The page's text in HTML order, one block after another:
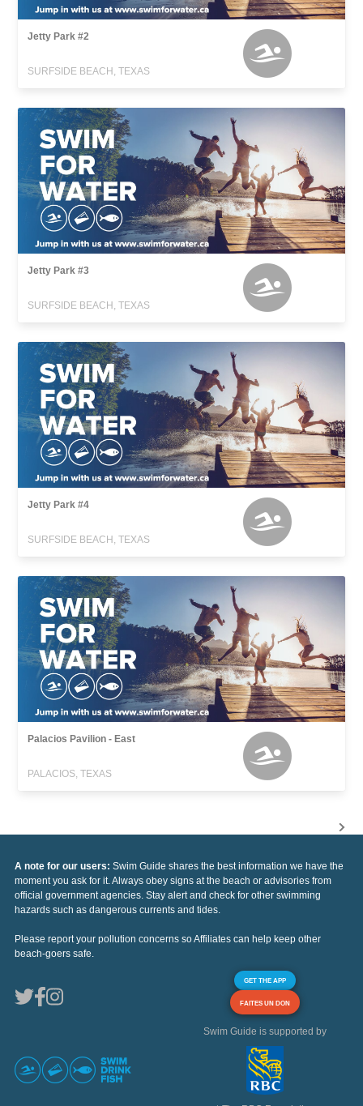
Jetty Park #2
SURFSIDE BEACH, TEXAS
Jetty Park #3
SURFSIDE BEACH, TEXAS
Jetty Park #4
SURFSIDE BEACH, TEXAS
Palacios Pavilion - East
PALACIOS, TEXAS
A note for our users: Swim Guide shares the best information we have the
moment you ask for it. Always obey signs at the beach or advisories from
official government agencies. Stay alert and check for other swimming
hazards such as dangerous currents and tides.
Please report your pollution concerns so Affiliates can help keep other
beach-goers safe.
GET THE APP
FAITES UN DON
Swim Guide is supported by